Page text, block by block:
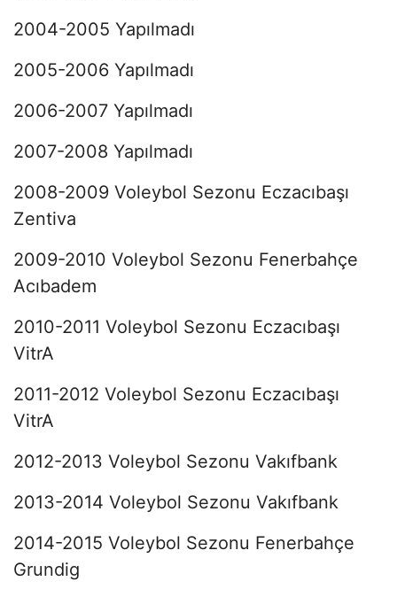
2004-2005 Yapılmadı
2005-2006 Yapılmadı
2006-2007 Yapılmadı
2007-2008 Yapılmadı
2008-2009 Voleybol Sezonu Eczacıbaşı
Zentiva
2009-2010 Voleybol Sezonu Fenerbahçe
Acıbadem
2010-2011 Voleybol Sezonu Eczacıbaşı
VitrA
2011-2012 Voleybol Sezonu Eczacıbaşı
VitrA
2012-2013 Voleybol Sezonu Vakıfbank
2013-2014 Voleybol Sezonu Vakıfbank
2014-2015 Voleybol Sezonu Fenerbahçe
Grundig